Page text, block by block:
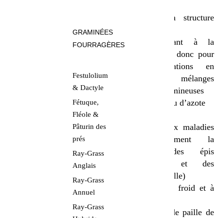
GRAMINÉES
FOURRAGÈRES
Festulolium
& Dactyle
Fétuque,
Fléole &
Pâturin des
prés
Ray-Grass
Anglais
Ray-Grass
Annuel
Ray-Grass
enfouir les
semences pour
de se dessécher
Bien rappuyer les
graines au rouleau
pour assurer une
germination
Utiliser un semoir
adapté aux grosses
graines ou des
vitesses de
élevées pour un
Améliore la structure
Très résistant à la
vesce, idéal donc pour
les associations en
méteils et mélanges
céréale-légumineuses
Nécessite peu d’azote
Résistant aux maladies
et notamment la
maladie des épis
(fusariose) et des
feuilles (rouille)
Résistant au froid et à
Production de paille de